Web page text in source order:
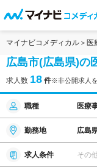
マイナビコメディカル 医
広島市(広島県)の
求人数 18 件※非公開求人を
職種 医療
勤務地 広島
求人条件 その